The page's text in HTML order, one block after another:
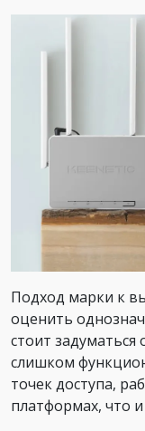
Подход марки к
оценить
стоит
слишком
точек доступа,
платформах, что